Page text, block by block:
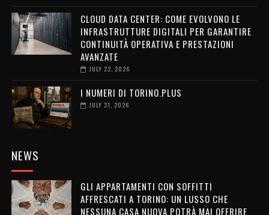
CLOUD DATA CENTER: COME EVOLVONO LE
INFRASTRUTTURE DIGITALI PER GARANTIRE
CONTINUITÀ OPERATIVA E PRESTAZIONI
AVANZATE
JULY 22, 2026
I NUMERI DI TORINO.PLUS
JULY 21, 2026
NEWS
GLI APPARTAMENTI CON SOFFITTI
AFFRESCATI A TORINO: UN LUSSO CHE
NESSUNA CASA NUOVA POTRÀ MAI OFFRIRE